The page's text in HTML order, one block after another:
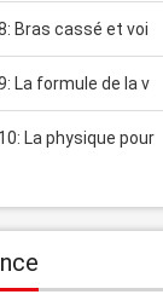
Bras cassé et voi
La formule de la v
La physique pour